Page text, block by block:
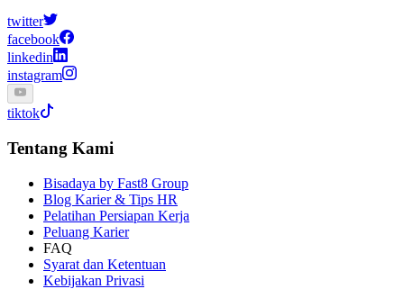
twitter
facebook
linkedin
instagram
tiktok
Tentang Kami
Bisadaya by Fast8 Group
Blog Karier & Tips HR
Pelatihan Persiapan Kerja
Peluang Karier
FAQ
Syarat dan Ketentuan
Kebijakan Privasi